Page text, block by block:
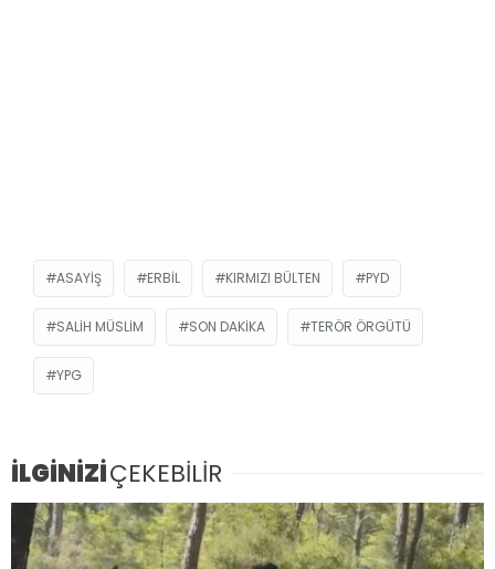
ASAYIŞ ERBIL KIRMIZI BÜLTEN PYD
SALIH MÜSLIM SON DAKIKA TERÖR ÖRGÜTÜ
YPG
İLGİNİZİÇEKEBİLİR